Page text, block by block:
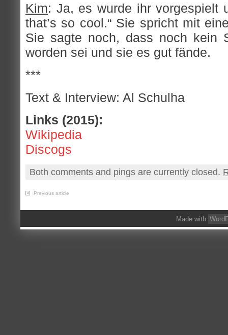
Kim: Ja, es wurde ihr vorgespielt
that’s so cool.“ Sie spricht mit
Sie sagte noch, dass noch kein
worden sei und sie es gut fände.
***
Text & Interview: Al Schulha
Links (2015):
Wikipedia
Discogs
Both comments and pings are currently closed.
Previous article
Made with